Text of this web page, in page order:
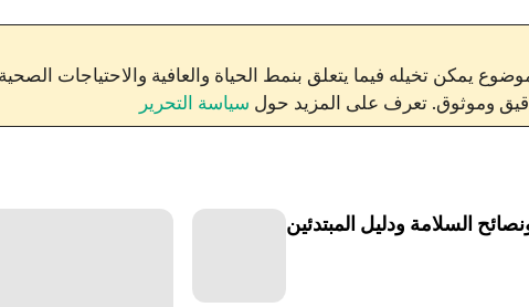
يمكن تخيله فيما يتعلق بنمط الحياة والعافية والاحتياجات
وموثوق. تعرف على المزيد حول سياسة التحرير
السلامة ودليل المبتدئين